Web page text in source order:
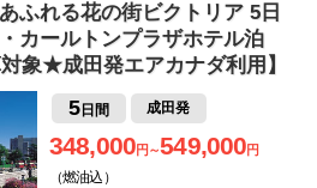
ふれる花の街ビクトリア 5日
カールトンプラザホテル泊
象★成田発エアカナダ利用】
5日間 成田発
348,000円～549,000円
（燃油込）